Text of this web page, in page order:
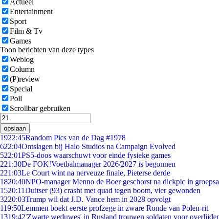
Actueel
Entertainment
Sport
Film & Tv
Games
Toon berichten van deze types
Weblog
Column
(P)review
Special
Poll
Scrollbar gebruiken
opslaan
1922:45Random Pics van de Dag #1978
622:04Ontslagen bij Halo Studios na Campaign Evolved
522:01PS5-doos waarschuwt voor einde fysieke games
221:30De FOK!Voetbalmanager 2026/2027 is begonnen
221:03Le Court wint na nerveuze finale, Pieterse derde
1820:40NPO-manager Menno de Boer geschorst na dickpic in
1520:11Duitser (93) crasht met quad tegen boom, vier gewonden
3220:03Trump wil dat J.D. Vance hem in 2028 opvolgt
119:50Lemmen boekt eerste profzege in zware Ronde van Polen-rit
1319:42'Zwarte weduwes' in Rusland trouwen soldaten voor